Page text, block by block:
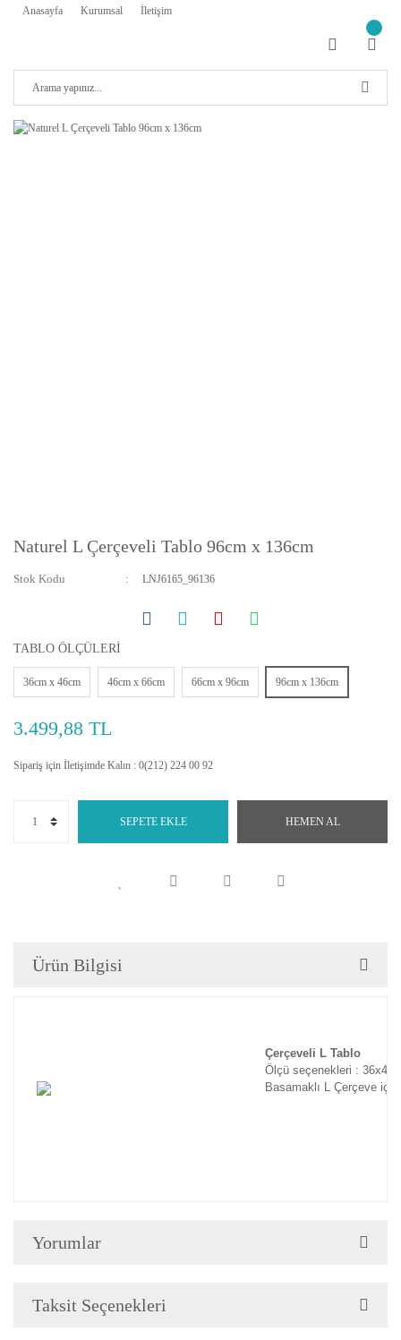
Anasayfa Kurumsal İletişim
Naturel L Çerçeveli Tablo 96cm x 136cm
Stok Kodu LNJ6165_96136
TABLO ÖLÇÜLERİ
36cm x 46cm 46cm x 66cm 66cm x 96cm 96cm x 136cm
3.499,88 TL
Sipariş için İletişimde Kalın : 0(212) 224 00 92
SEPETE EKLE HEMEN AL
Ürün Bilgisi
Çerçeveli L Tablo
Ölçü seçenekleri :
Basamaklı L Çerçeve
Yorumlar
Taksit Seçenekleri